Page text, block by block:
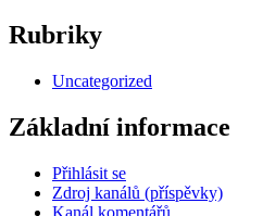
Rubriky
Uncategorized
Základní informace
Přihlásit se
Zdroj kanálů (příspěvky)
Kanál komentářů